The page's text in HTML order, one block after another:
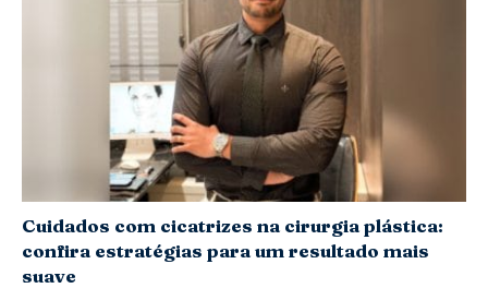
Cuidados com cicatrizes na cirurgia plástica:
confira estratégias para um resultado mais
suave